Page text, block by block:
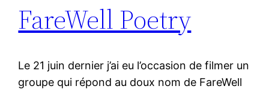
FareWell Poetry
Le 21 juin dernier j’ai eu l’occasion de filmer un
groupe qui répond au doux nom de FareWell